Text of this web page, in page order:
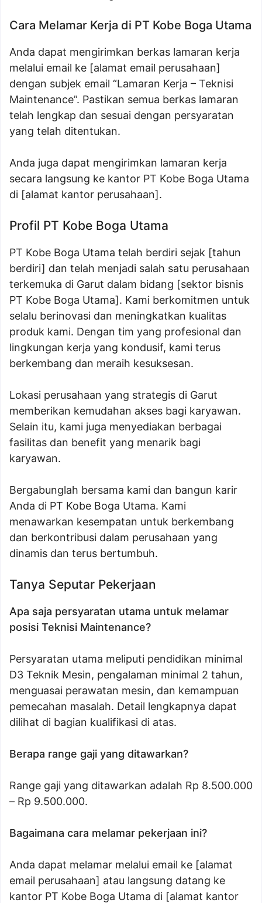
Cara Melamar Kerja di PT Kobe Boga Utama
Anda dapat mengirimkan berkas lamaran kerja
melalui email ke [alamat email perusahaan]
dengan subjek email “Lamaran Kerja – Teknisi
Maintenance”. Pastikan semua berkas lamaran
telah lengkap dan sesuai dengan persyaratan
yang telah ditentukan.
Anda juga dapat mengirimkan lamaran kerja
secara langsung ke kantor PT Kobe Boga Utama
di [alamat kantor perusahaan].
Profil PT Kobe Boga Utama
PT Kobe Boga Utama telah berdiri sejak [tahun
berdiri] dan telah menjadi salah satu perusahaan
terkemuka di Garut dalam bidang [sektor bisnis
PT Kobe Boga Utama]. Kami berkomitmen untuk
selalu berinovasi dan meningkatkan kualitas
produk kami. Dengan tim yang profesional dan
lingkungan kerja yang kondusif, kami terus
berkembang dan meraih kesuksesan.
Lokasi perusahaan yang strategis di Garut
memberikan kemudahan akses bagi karyawan.
Selain itu, kami juga menyediakan berbagai
fasilitas dan benefit yang menarik bagi
karyawan.
Bergabunglah bersama kami dan bangun karir
Anda di PT Kobe Boga Utama. Kami
menawarkan kesempatan untuk berkembang
dan berkontribusi dalam perusahaan yang
dinamis dan terus bertumbuh.
Tanya Seputar Pekerjaan
Apa saja persyaratan utama untuk melamar
posisi Teknisi Maintenance?
Persyaratan utama meliputi pendidikan minimal
D3 Teknik Mesin, pengalaman minimal 2 tahun,
menguasai perawatan mesin, dan kemampuan
pemecahan masalah. Detail lengkapnya dapat
dilihat di bagian kualifikasi di atas.
Berapa range gaji yang ditawarkan?
Range gaji yang ditawarkan adalah Rp 8.500.000
– Rp 9.500.000.
Bagaimana cara melamar pekerjaan ini?
Anda dapat melamar melalui email ke [alamat
email perusahaan] atau langsung datang ke
kantor PT Kobe Boga Utama di [alamat kantor